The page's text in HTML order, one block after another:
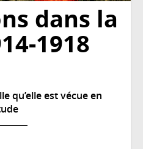
dans la
1918
qu’elle est vécue en